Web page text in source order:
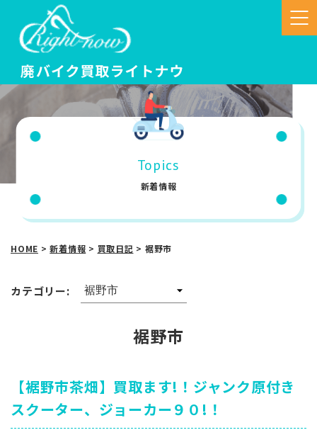
Topics
新着情報
HOME >新着情報 > 買取日記 > 裾野市
カテゴリー:
裾野市
【裾野市茶畑】買取ます!！ジャンク原付き
スクーター、ジョーカー９０!！